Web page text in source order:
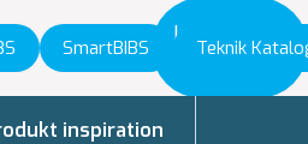
SmartBIBS Teknik
Inspiration
til vækst
inspiration